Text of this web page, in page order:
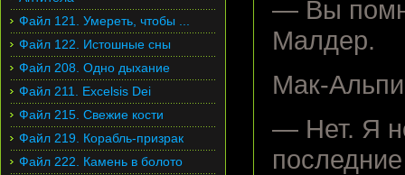
— Вы
Малдер.
Мак-
— Нет. Я
Файл 121. Умереть, чтобы ...
Файл 122. Истошные сны
Файл 208. Одно дыхание
Файл 211. Excelsis Dei
Файл 215. Свежие кости
Файл 219. Корабль-призрак
Файл 222. Камень в болото